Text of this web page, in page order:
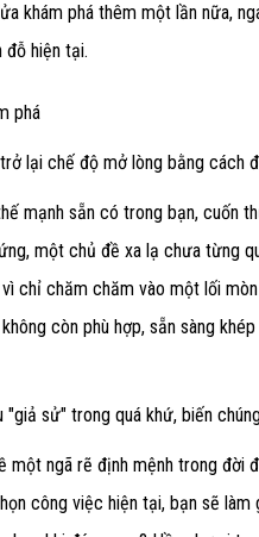
khám phá thêm một lần nữa,
đỗ hiện tại.
phá
lại chế độ mở lòng bằng cách
mạnh sẵn có trong bạn, cuốn
một chủ đề xa lạ chưa từng
chỉ chăm chăm vào một lối
còn phù hợp, sẵn sàng
"giả sử" trong quá khứ, biến
một ngã rẽ định mệnh trong đời
công việc hiện tại, bạn sẽ